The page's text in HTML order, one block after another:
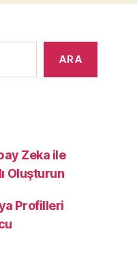
ARA
Zeka ile
Oluşturun
Profilleri